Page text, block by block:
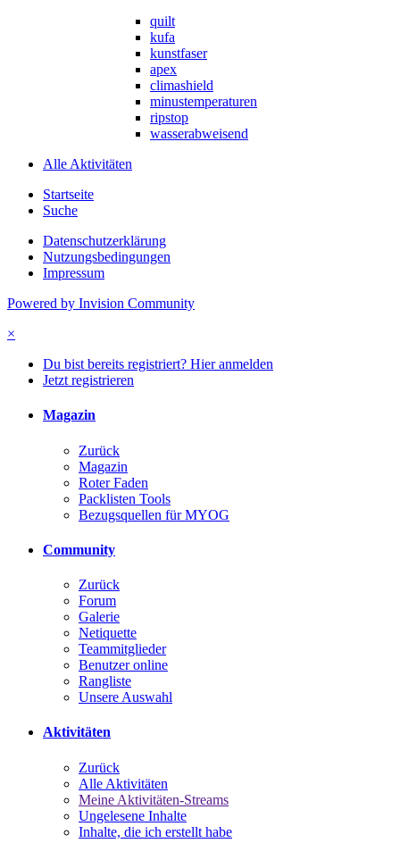
quilt
kufa
kunstfaser
apex
climashield
minustemperaturen
ripstop
wasserabweisend
Alle Aktivitäten
Startseite
Suche
Datenschutzerklärung
Nutzungsbedingungen
Impressum
Powered by Invision Community
×
Du bist bereits registriert? Hier anmelden
Jetzt registrieren
Magazin
Zurück
Magazin
Roter Faden
Packlisten Tools
Bezugsquellen für MYOG
Community
Zurück
Forum
Galerie
Netiquette
Teammitglieder
Benutzer online
Rangliste
Unsere Auswahl
Aktivitäten
Zurück
Alle Aktivitäten
Meine Aktivitäten-Streams
Ungelesene Inhalte
Inhalte, die ich erstellt habe